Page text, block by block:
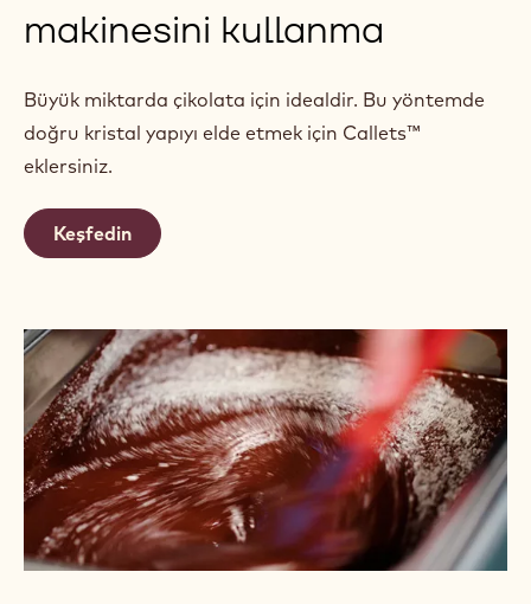
makinesini kullanma
Büyük miktarda çikolata için idealdir. Bu yöntemde
doğru kristal yapıyı elde etmek için Callets™
eklersiniz.
Keşfedin